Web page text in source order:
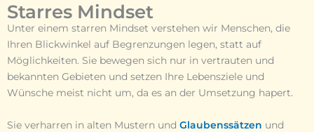
Starres Mindset
Unter einem starren Mindset verstehen wir Menschen, die
Ihren Blickwinkel auf Begrenzungen legen, statt auf
Möglichkeiten. Sie bewegen sich nur in vertrauten und
bekannten Gebieten und setzen Ihre Lebensziele und
Wünsche meist nicht um, da es an der Umsetzung hapert.
Sie verharren in alten Mustern und Glaubenssätzen und